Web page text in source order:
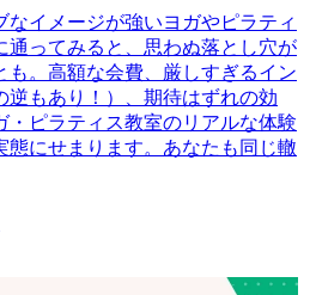
なイメージが強いヨガやピラティ
通ってみると、思わぬ落とし穴が
も。高額な会費、厳しすぎるイン
逆もあり！）、期待はずれの効
ピラティス教室のリアルな体験
態にせまります。あなたも同じ轍